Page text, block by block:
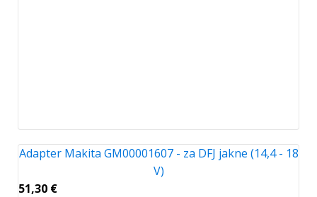
Adapter Makita GM00001607 - za DFJ jakne (14,4 - 18
V)
51,30 €